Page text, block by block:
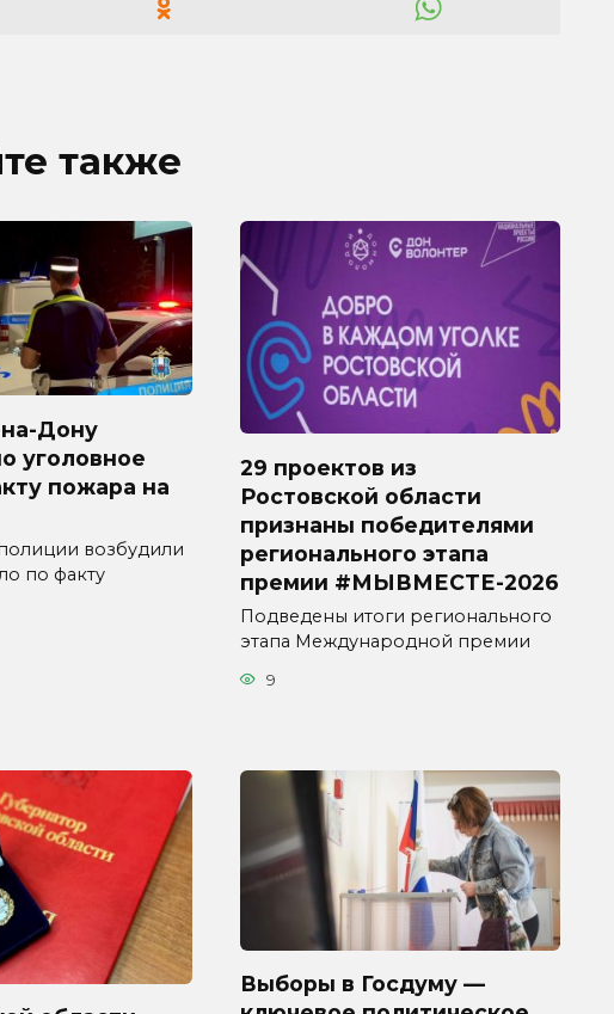
также
Дону
уголовное
пожара на
возбудили
по факту
29 проектов из
Ростовской области
признаны победителями
регионального этапа
премии #МЫВМЕСТЕ-2026
Подведены итоги регионального
этапа Международной премии
9
Выборы в Госдуму —